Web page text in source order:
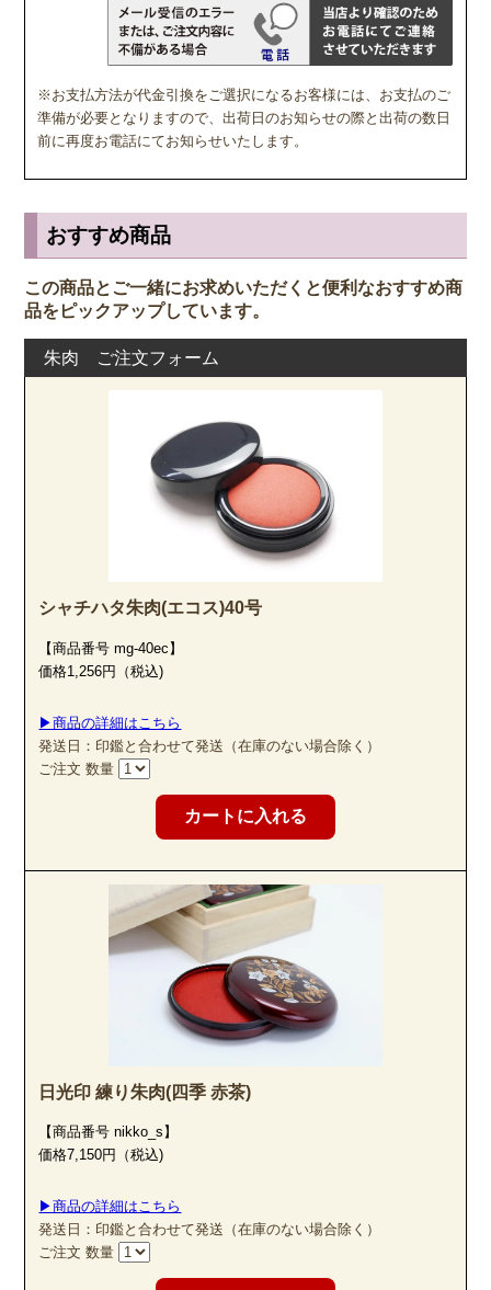
※お支払方法が代金引換をご選択になるお客様には、お支払のご
準備が必要となりますので、出荷日のお知らせの際と出荷の数日
前に再度お電話にてお知らせいたします。
おすすめ商品
この商品とご一緒にお求めいただくと便利なおすすめ商
品をピックアップしています。
朱肉 ご注文フォーム
シャチハタ朱肉(エコス)40号
【商品番号 mg-40ec】
価格1,256円（税込)
▶商品の詳細はこちら
発送日：印鑑と合わせて発送（在庫のない場合除く）
ご注文 数量
日光印 練り朱肉(四季 赤茶)
【商品番号 nikko_s】
価格7,150円（税込)
▶商品の詳細はこちら
発送日：印鑑と合わせて発送（在庫のない場合除く）
ご注文 数量